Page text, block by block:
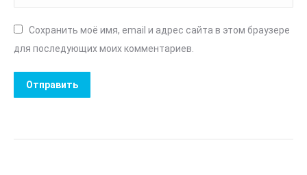
Сохранить моё имя, email и адрес сайта в этом браузере
для последующих моих комментариев.